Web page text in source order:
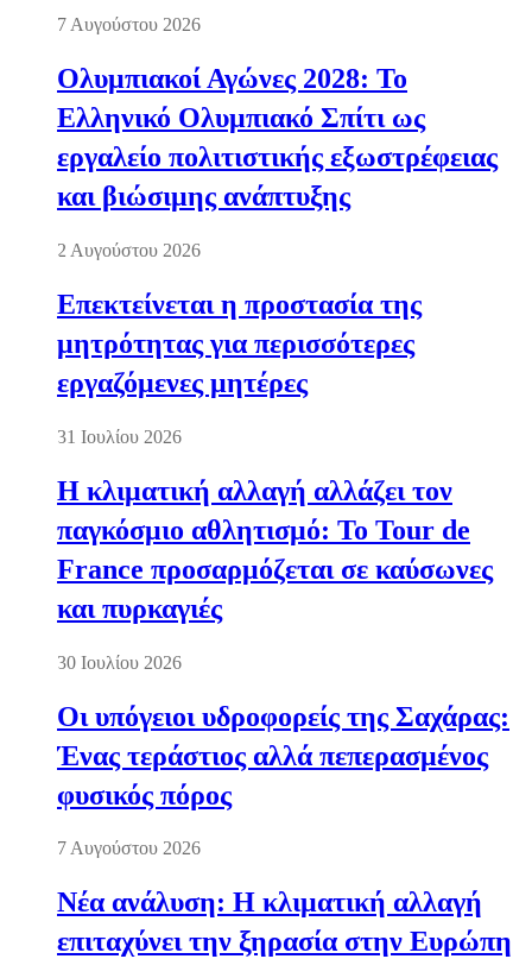
7 Αυγούστου 2026
Ολυμπιακοί Αγώνες 2028: Το
Ελληνικό Ολυμπιακό Σπίτι ως
εργαλείο πολιτιστικής εξωστρέφειας
και βιώσιμης ανάπτυξης
2 Αυγούστου 2026
Επεκτείνεται η προστασία της
μητρότητας για περισσότερες
εργαζόμενες μητέρες
31 Ιουλίου 2026
Η κλιματική αλλαγή αλλάζει τον
παγκόσμιο αθλητισμό: Το Tour de
France προσαρμόζεται σε καύσωνες
και πυρκαγιές
30 Ιουλίου 2026
Οι υπόγειοι υδροφορείς της Σαχάρας:
Ένας τεράστιος αλλά πεπερασμένος
φυσικός πόρος
7 Αυγούστου 2026
Νέα ανάλυση: Η κλιματική αλλαγή
επιταχύνει την ξηρασία στην Ευρώπη